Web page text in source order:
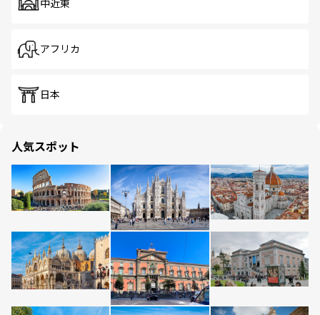
中近東
アフリカ
日本
人気スポット